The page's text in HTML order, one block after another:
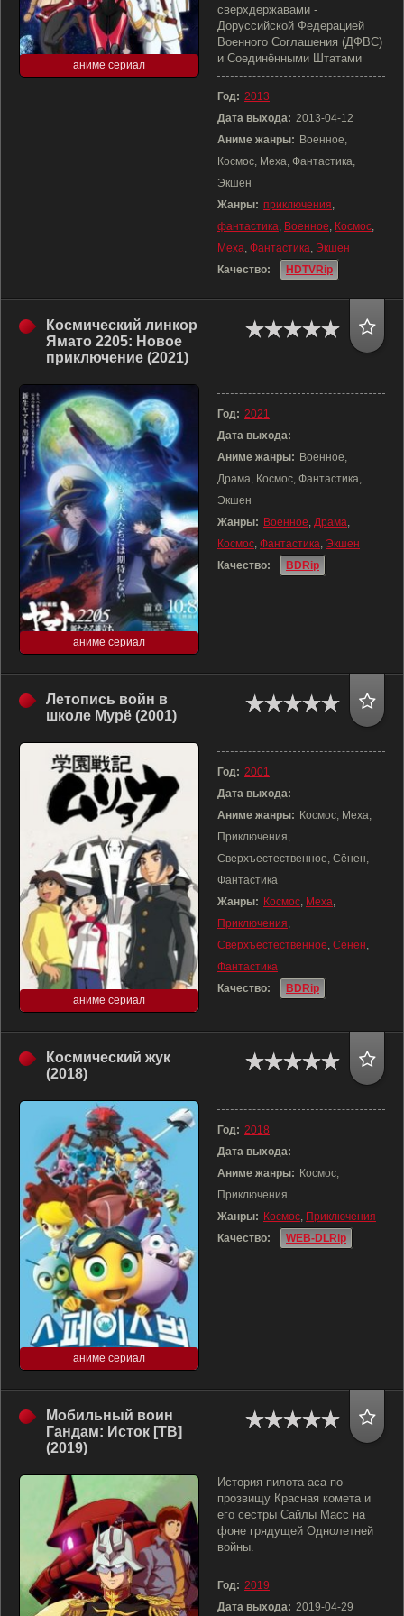
аниме сериал
сверхдержавами -
Доруссийской Федерацией
Военного Соглашения (ДФВС)
и Соединёнными Штатами
Год: 2013
Дата выхода: 2013-04-12
Аниме жанры: Военное,
Космос, Меха, Фантастика,
Экшен
Жанры: приключения,
фантастика, Военное, Космос,
Меха, Фантастика, Экшен
Качество:
HDTVRip
Космический линкор
Ямато 2205: Новое
приключение (2021)
аниме сериал
Год: 2021
Дата выхода:
Аниме жанры: Военное,
Драма, Космос, Фантастика,
Экшен
Жанры: Военное, Драма,
Космос, Фантастика, Экшен
Качество:
BDRip
Летопись войн в
школе Мурё (2001)
аниме сериал
Год: 2001
Дата выхода:
Аниме жанры: Космос, Меха,
Приключения,
Сверхъестественное, Сёнен,
Фантастика
Жанры: Космос, Меха,
Приключения,
Сверхъестественное, Сёнен,
Фантастика
Качество:
BDRip
Космический жук
(2018)
аниме сериал
Год: 2018
Дата выхода:
Аниме жанры: Космос,
Приключения
Жанры: Космос, Приключения
Качество:
WEB-DLRip
Мобильный воин
Гандам: Исток [ТВ]
(2019)
История пилота-аса по
прозвищу Красная комета и
его сестры Сайлы Масс на
фоне грядущей Однолетней
войны.
Год: 2019
Дата выхода: 2019-04-29